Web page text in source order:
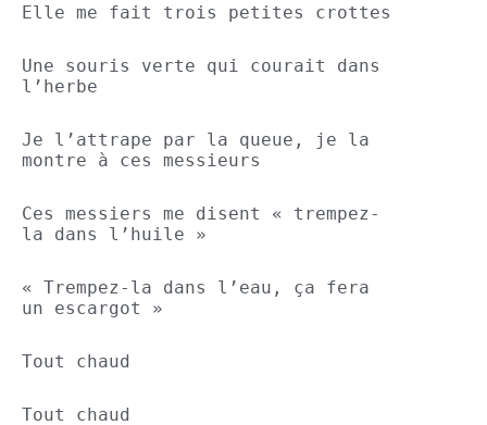
Elle me fait trois petites crottes
Une souris verte qui courait dans
l’herbe
Je l’attrape par la queue, je la
montre à ces messieurs
Ces messiers me disent « trempez-
la dans l’huile »
« Trempez-la dans l’eau, ça fera
un escargot »
Tout chaud
Tout chaud